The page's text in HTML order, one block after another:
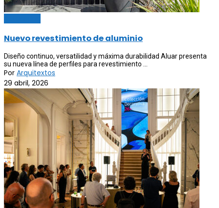
Nuevo revestimiento de aluminio
Diseño continuo, versatilidad y máxima durabilidad Aluar presenta
su nueva línea de perfiles para revestimiento ...
Por Arquitextos
29 abril, 2026